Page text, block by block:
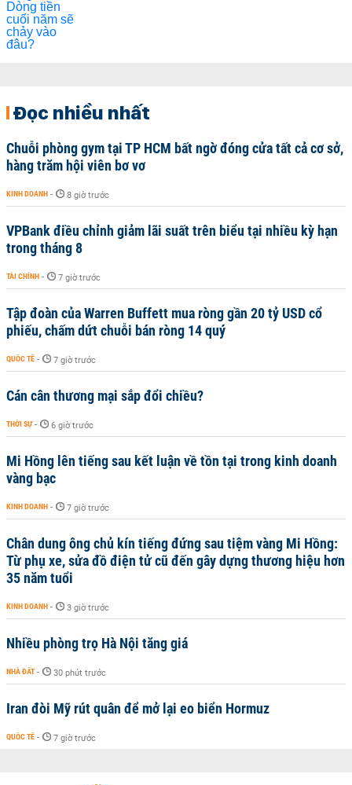
Đọc nhiều nhất
Chuỗi phòng gym tại TP HCM bất ngờ đóng cửa tất cả cơ sở,
hàng trăm hội viên bơ vơ
KINH DOANH - 8 giờ trước
VPBank điều chỉnh giảm lãi suất trên biểu tại nhiều kỳ hạn
trong tháng 8
TÀI CHÍNH - 7 giờ trước
Tập đoàn của Warren Buffett mua ròng gần 20 tỷ USD cổ
phiếu, chấm dứt chuỗi bán ròng 14 quý
QUỐC TẾ - 7 giờ trước
Cán cân thương mại sắp đổi chiều?
THỜI SỰ - 6 giờ trước
Mi Hồng lên tiếng sau kết luận về tồn tại trong kinh doanh
vàng bạc
KINH DOANH - 7 giờ trước
Chân dung ông chủ kín tiếng đứng sau tiệm vàng Mi Hồng:
Từ phụ xe, sửa đồ điện tử cũ đến gây dựng thương hiệu hơn
35 năm tuổi
KINH DOANH - 3 giờ trước
Nhiều phòng trọ Hà Nội tăng giá
NHÀ ĐẤT - 30 phút trước
Iran đòi Mỹ rút quân để mở lại eo biển Hormuz
QUỐC TẾ - 7 giờ trước